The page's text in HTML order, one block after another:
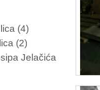
(4)
(2)
Jelačića